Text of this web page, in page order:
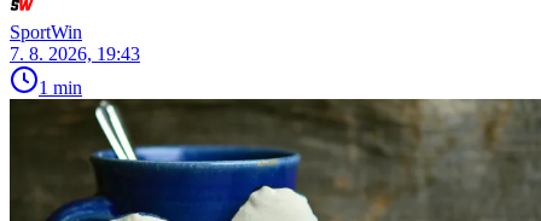
SportWin
7. 8. 2026, 19:43
1 min